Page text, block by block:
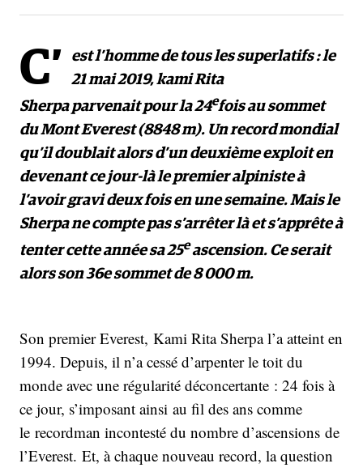
C’
est l’homme de tous les superlatifs : le
21 mai 2019, kami Rita
Sherpa parvenait pour la 24efois au sommet
du Mont Everest (8848 m). Un record mondial
qu’il doublait alors d’un deuxième exploit en
devenant ce jour-là le premier alpiniste à
l’avoir gravi deux fois en une semaine. Mais le
Sherpa ne compte pas s’arrêter là et s’apprête à
tenter cette année sa 25eascension. Ce serait
alors son 36e sommet de 8 000 m.
Son premier Everest, Kami Rita Sherpa l’a atteint en
1994. Depuis, il n’a cessé d’arpenter le toit du
monde avec une régularité déconcertante : 24 fois à
ce jour, s’imposant ainsi au fil des ans comme
le recordman incontesté du nombre d’ascensions de
l’Everest. Et, à chaque nouveau record, la question